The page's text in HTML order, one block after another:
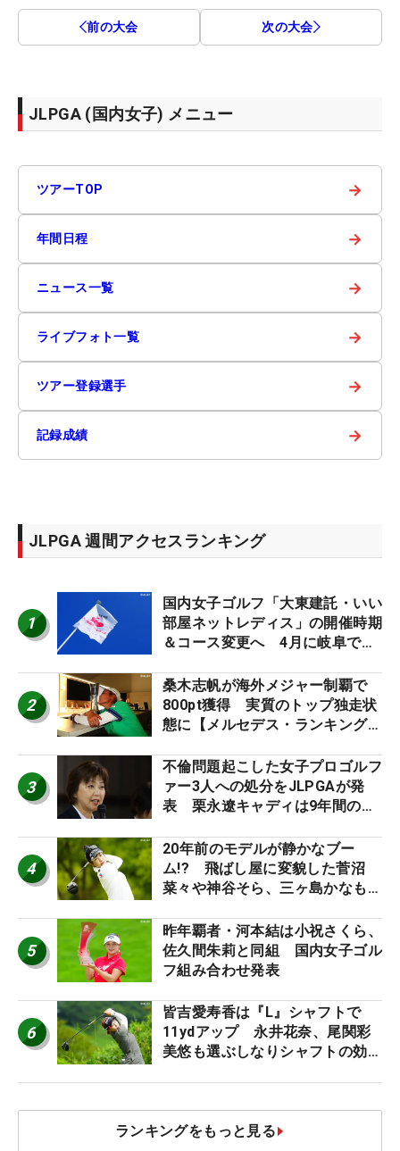
前の大会 次の大会
JLPGA (国内女子) メニュー
ツアーTOP →
年間日程 →
ニュース一覧 →
ライブフォト一覧 →
ツアー登録選手 →
記録成績 →
JLPGA 週間アクセスランキング
1
国内女子ゴルフ「大東建託・いい
部屋ネットレディス」の開催時期
＆コース変更へ 4月に岐阜で開
2
桑木志帆が海外メジャー制覇で
800pt獲得 実質のトップ独走状
態に【メルセデス・ランキング番
3
不倫問題起こした女子プロゴルフ
ァー3人への処分をJLPGAが発
表 栗永遼キャディは9年間の立
4
20年前のモデルが静かなブー
ム!? 飛ばし屋に変貌した菅沼
菜々や神谷そら、三ヶ島かなも使
ロたちの“飛ばしギア”】
5
昨年覇者・河本結は小祝さくら、
佐久間朱莉と同組 国内女子ゴル
フ組み合わせ発表
6
皆吉愛寿香は『L』シャフトで
11ydアップ 永井花奈、尾関彩
美悠も選ぶしなりシャフトの効果
ランキングをもっと見る